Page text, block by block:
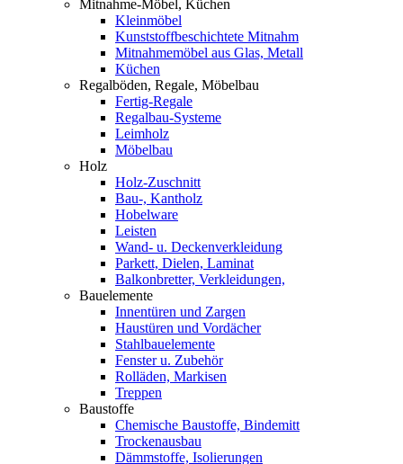
Mitnahme-Möbel, Küchen
Kleinmöbel
Kunststoffbeschichtete Mitnahm
Mitnahmemöbel aus Glas, Metall
Küchen
Regalböden, Regale, Möbelbau
Fertig-Regale
Regalbau-Systeme
Leimholz
Möbelbau
Holz
Holz-Zuschnitt
Bau-, Kantholz
Hobelware
Leisten
Wand- u. Deckenverkleidung
Parkett, Dielen, Laminat
Balkonbretter, Verkleidungen,
Bauelemente
Innentüren und Zargen
Haustüren und Vordächer
Stahlbauelemente
Fenster u. Zubehör
Rolläden, Markisen
Treppen
Baustoffe
Chemische Baustoffe, Bindemitt
Trockenausbau
Dämmstoffe, Isolierungen